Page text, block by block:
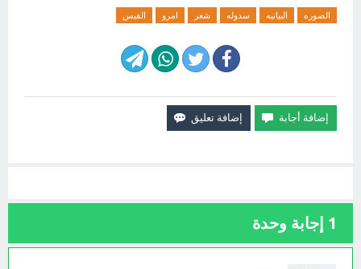
الصوره البيانيه سدوله شعر امرو القيس
1 إجابة وحدة